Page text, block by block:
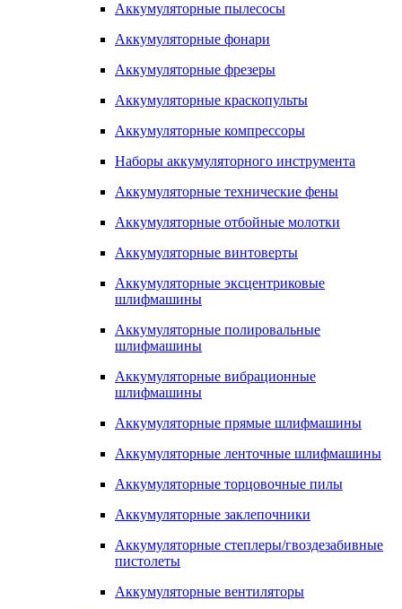
Аккумуляторные пылесосы
Аккумуляторные фонари
Аккумуляторные фрезеры
Аккумуляторные краскопульты
Аккумуляторные компрессоры
Наборы аккумуляторного инструмента
Аккумуляторные технические фены
Аккумуляторные отбойные молотки
Аккумуляторные винтоверты
Аккумуляторные эксцентриковые
шлифмашины
Аккумуляторные полировальные
шлифмашины
Аккумуляторные вибрационные
шлифмашины
Аккумуляторные прямые шлифмашины
Аккумуляторные ленточные шлифмашины
Аккумуляторные торцовочные пилы
Аккумуляторные заклепочники
Аккумуляторные степлеры/гвоздезабивные
пистолеты
Аккумуляторные вентиляторы